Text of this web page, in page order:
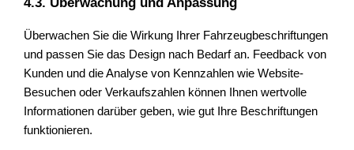
Überwachen Sie die Wirkung Ihrer Fahrzeugbeschriftungen
und passen Sie das Design nach Bedarf an. Feedback von
Kunden und die Analyse von Kennzahlen wie Website-
Besuchen oder Verkaufszahlen können Ihnen wertvolle
Informationen darüber geben, wie gut Ihre Beschriftungen
funktionieren.